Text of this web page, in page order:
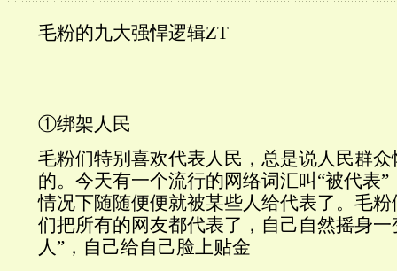
毛粉的九大强悍逻辑ZT
①绑架人民
毛粉们特别喜欢代表人民，总是说人民群
的。今天有一个流行的网络词汇叫“被代表
情况下随随便便就被某些人给代表了。毛
们把所有的网友都代表了，自己自然摇身一
人”，自己给自己脸上贴金